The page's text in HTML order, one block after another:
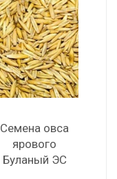
Семена овса
ярового
Буланый ЭС